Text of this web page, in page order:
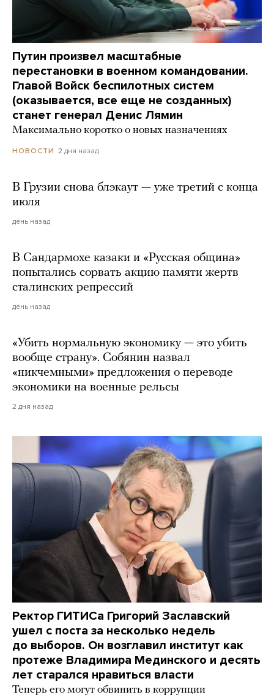
Путин произвел масштабные
перестановки в военном командовании.
Главой Войск беспилотных систем
(оказывается, все еще не созданных)
станет генерал Денис Лямин
Максимально коротко о новых назначениях
НОВОСТИ 2 дня назад
В Грузии снова блэкаут — уже третий с конца
июля
день назад
В Сандармохе казаки и «Русская община»
попытались сорвать акцию памяти жертв
сталинских репрессий
день назад
«Убить нормальную экономику — это убить
вообще страну». Собянин назвал
«никчемными» предложения о переводе
экономики на военные рельсы
2 дня назад
Ректор ГИТИСа Григорий Заславский
ушел с поста за несколько недель
до выборов. Он возглавил институт как
протеже Владимира Мединского и десять
лет старался нравиться власти
Теперь его могут обвинить в коррупции